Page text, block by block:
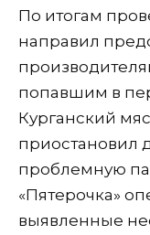
По итогам
направил
попавшим в
Курганский
приостановил
проблемную
«Пятерочка»
выявленные